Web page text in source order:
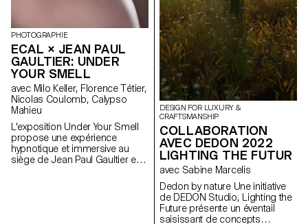
PHOTOGRAPHIE
ECAL × JEAN PAUL
GAULTIER: UNDER
YOUR SMELL
avec Milo Keller, Florence Tétier,
Nicolas Coulomb, Calypso
Mahieu
L'exposition Under Your Smell
propose une expérience
hypnotique et immersive au
siège de Jean Paul Gaultier en
DESIGN FOR LUXURY &
CRAFTSMANSHIP
COLLABORATION
AVEC DEDON 2022
LIGHTING THE FUTUR
avec Sabine Marcelis
Dedon by nature Une initiative
de DEDON Studio, Lighting the
Future présente un éventail
saisissant de concepts